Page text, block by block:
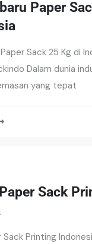
Paper
Sack 25 Kg di
Dalam dunia
yang tepat
Sack
Sack Printing